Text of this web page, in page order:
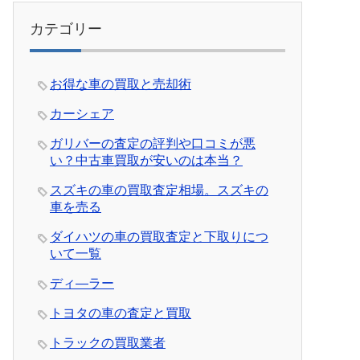
カテゴリー
お得な車の買取と売却術
カーシェア
ガリバーの査定の評判や口コミが悪
い？中古車買取が安いのは本当？
スズキの車の買取査定相場。スズキの
車を売る
ダイハツの車の買取査定と下取りにつ
いて一覧
ディ―ラー
トヨタの車の査定と買取
トラックの買取業者